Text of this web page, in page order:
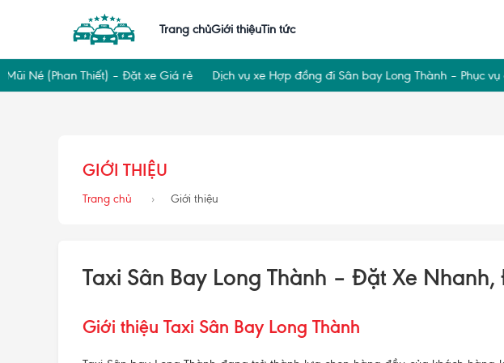
Trang chủGiới thiệuTin tức
(Phan Thiết) – Đặt xe Giá rẻ Dịch vụ xe Hợp đồng đi Sân bay Long Thành – Phục vụ
GIỚI THIỆU
Trang chủ Giới thiệu
Taxi Sân Bay Long Thành – Đặt Xe
Giới thiệu Taxi Sân Bay Long Thành